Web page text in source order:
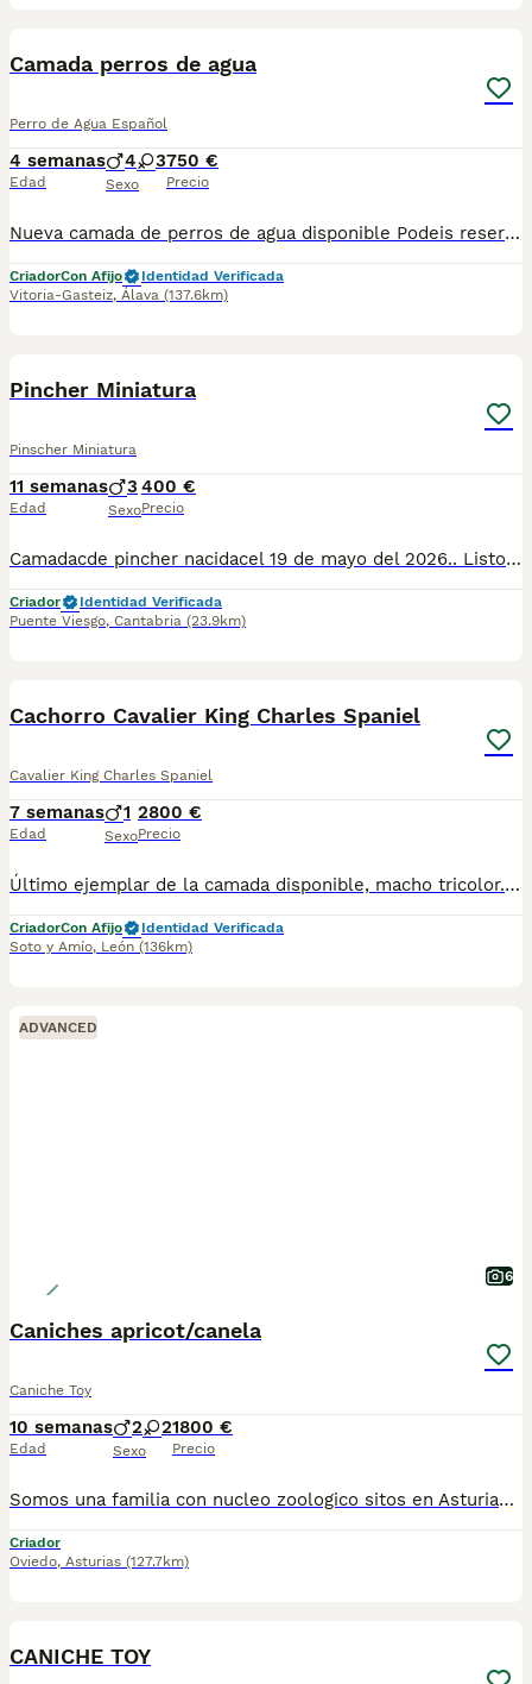
Camada perros de agua
Perro de Agua Español
4 semanas
Edad
4 3
Sexo
750 €
Precio
Nueva camada de perros de agua disponible Podeis reservar vuestro cachorro Disponemos de machos y hembras Algunos rabones de nacimiento Somos núcleo zoologico y criamos en ambiente familiar y colaboramos en con otros núcleos zoológicos Estamos en Segovia/Valladolid 📍 Se entregan al día con cartilla provisional desparataciones, cacunas correspondientes Pasaporte y chip pago a parte Garantias por escrito Posibilidad de envio contrareembolso con chofer de confianza Si estas pensando en aumentar la familia no lo Dudes ... Informate sin compromiso 34 635 87 39 14☎️☎️☎️
CriadorCon Afijo
Identidad Verificada
Vitoria-Gasteiz, Álava (137.6km)
Pincher Miniatura
Pinscher Miniatura
11 semanas
Edad
3
Sexo
400 €
Precio
Camadacde pincher nacidacel 19 de mayo del 2026.. Listos para entregar.. Desparasitados y con sus vacunas correspondientes.. No se envían,recogida en casa...
Criador
Identidad Verificada
Puente Viesgo, Cantabria (23.9km)
Cachorro Cavalier King Charles Spaniel
Cavalier King Charles Spaniel
7 semanas
Edad
1
Sexo
2800 €
Precio
Último ejemplar de la camada disponible, macho tricolor. Padre blenheim de 5,6kg participando en exposiciones de belleza. Madre de 8kg tricolor, galaico winner 2025. Se entrega con chip, pasaporte, desparasitaciones , vacunas ,contrato, garantía de salud y pedigree. Ambos padres cuentan con las pruebas de salud pertinentes en la raza ( ADN, doppler , PRA ). Se entrega con mínimo tres meses de edad, estamos en León.
CriadorCon Afijo
Identidad Verificada
Soto y Amío, León (136km)
ADVANCED
6
Caniches apricot/canela
Caniche Toy
10 semanas
Edad
2 2
Sexo
1800 €
Precio
Somos una familia con nucleo zoologico sitos en Asturias. Nuestros caniches estan criados con absoluto amor y respeto. Como requisito pedimos conocer a nuestras familias en persona para que puedan conocer a los futuros miembros de la familia y a sus papas
Criador
Oviedo, Asturias (127.7km)
CANICHE TOY